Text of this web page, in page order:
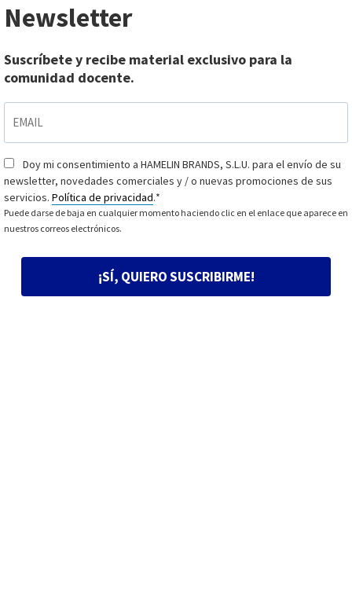
Newsletter
Suscríbete y recibe material exclusivo para la
comunidad docente.
Consentimiento*
Doy mi consentimiento a HAMELIN BRANDS, S.L.U. para el envío de su
newsletter, novedades comerciales y / o nuevas promociones de sus
servicios. Política de privacidad.*
Puede darse de baja en cualquier momento haciendo clic en el enlace que aparece en
nuestros correos electrónicos.